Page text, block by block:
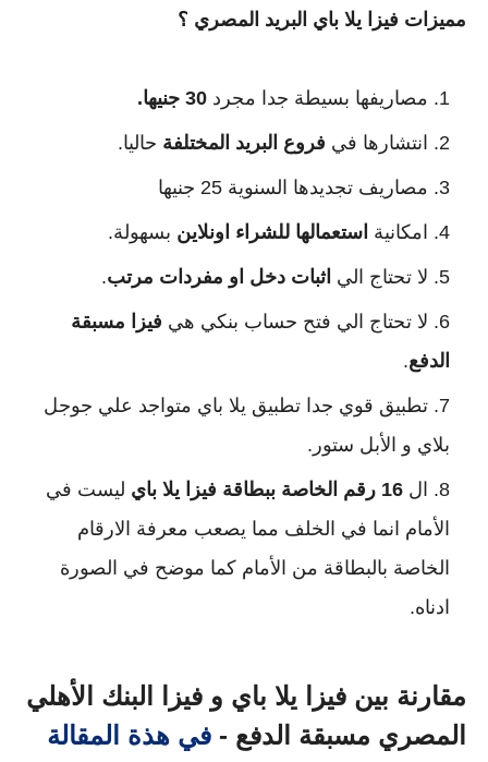
مميزات فيزا يلا باي البريد المصري ؟
مصاريفها بسيطة جدا مجرد 30 جنيها.
انتشارها في فروع البريد المختلفة حاليا.
مصاريف تجديدها السنوية 25 جنيها
امكانية استعمالها للشراء اونلاين بسهولة.
لا تحتاج الي اثبات دخل او مفردات مرتب.
لا تحتاج الي فتح حساب بنكي هي فيزا مسبقة
الدفع.
تطبيق قوي جدا تطبيق يلا باي متواجد علي جوجل
بلاي و الأبل ستور.
ال 16 رقم الخاصة ببطاقة فيزا يلا باي
ليست في
الأمام انما في الخلف مما يصعب معرفة الارقام
الخاصة بالبطاقة من الأمام كما موضح في الصورة
ادناه.
مقارنة بين فيزا يلا باي و فيزا البنك الأهلي
المصري مسبقة الدفع - في هذة المقالة